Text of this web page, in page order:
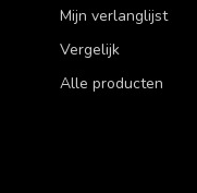
Mijn verlanglijst
Vergelijk
Alle producten